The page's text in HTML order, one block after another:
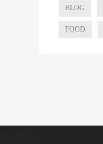
BLOG
FOOD